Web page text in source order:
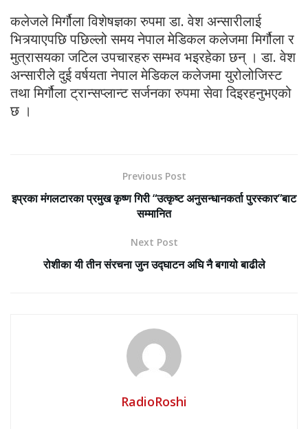
कलेजले मिर्गौला विशेषज्ञका रुपमा डा. वेश अन्सारीलाई
भित्र्याएपछि पछिल्लो समय नेपाल मेडिकल कलेजमा मिर्गौला र
मुत्रासयका जटिल उपचारहरु सम्भव भइरहेका छन् । डा. वेश
अन्सारीले दुई वर्षयता नेपाल मेडिकल कलेजमा युरोलोजिस्ट
तथा मिर्गौला ट्रान्सप्लान्ट सर्जनका रुपमा सेवा दिइरहनुभएको
छ ।
Previous Post
इप्रका मंगलटारका प्रमुख कृष्ण गिरी “उत्कृष्ट अनुसन्धानकर्ता पुरस्कार”बाट
सम्मानित
Next Post
रोशीका यी तीन संरचना जुन उद्घाटन अघि नै बगायो बाढीले
RadioRoshi